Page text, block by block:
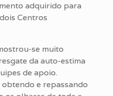
adquirido para
Centros
se muito
da auto-estima
de apoio.
e repassando